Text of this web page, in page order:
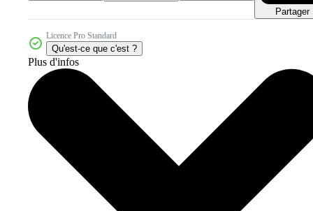
Partager
Licence Pro Standard
Qu'est-ce que c'est ?
Plus d'infos